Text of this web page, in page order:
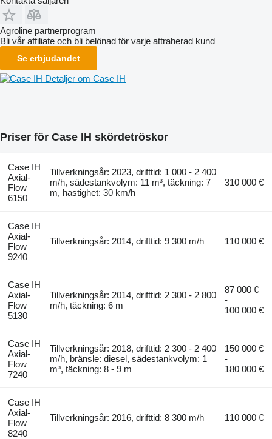
Agroline partnerprogram
Bli vår affiliate och bli belönad för varje attraherad kund
Se erbjudandet
Detaljer om Case IH
Priser för Case IH skördetröskor
Case IH
Axial-
Flow
6150
Tillverkningsår: 2023, drifttid: 1 000 - 2 400
m/h, sädestankvolym: 11 m³, täckning: 7
m, hastighet: 30 km/h
310 000 €
Case IH
Axial-
Flow
9240
Tillverkningsår: 2014, drifttid: 9 300 m/h 110 000 €
Case IH
Axial-
Flow
5130
Tillverkningsår: 2014, drifttid: 2 300 - 2 800
m/h, täckning: 6 m
87 000 €
-
100 000 €
Case IH
Axial-
Flow
7240
Tillverkningsår: 2018, drifttid: 2 300 - 2 400
m/h, bränsle: diesel, sädestankvolym: 1
m³, täckning: 8 - 9 m
150 000 €
-
180 000 €
Case IH
Axial-
Flow
8240
Tillverkningsår: 2016, drifttid: 8 300 m/h 110 000 €